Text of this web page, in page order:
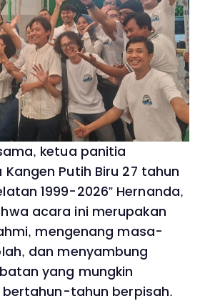
ketua panitia
Kangen Putih Biru 27 tahun
1999-2026” Hernanda,
acara ini merupakan
mengenang masa-
dan menyambung
yang mungkin
tahun berpisah.